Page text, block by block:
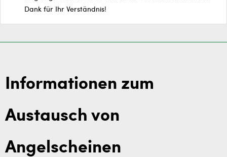
Dank für Ihr Verständnis!
Informationen zum
Austausch von
Angelscheinen